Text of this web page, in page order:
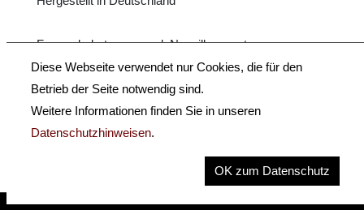
Fernambukstange, rund, Neusilbermontage,
Ebenholz-Frosch mit einfachem Auge, dreiteiliges
Beinchen.
Größe: 4/4 - 1/4
Diese Webseite verwendet nur Cookies, die für den
Betrieb der Seite notwendig sind.
Weitere Informationen finden Sie in unseren
Datenschutzhinweisen.
OK zum Datenschutz